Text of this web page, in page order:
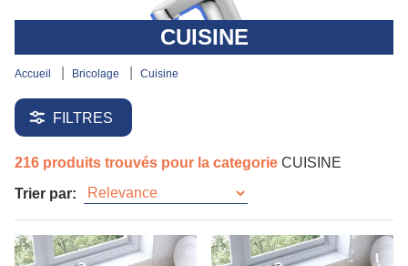
CUISINE
accueil bricolage cuisine
FILTRES
216 produits trouvés pour la categorie CUISINE
Trier par: